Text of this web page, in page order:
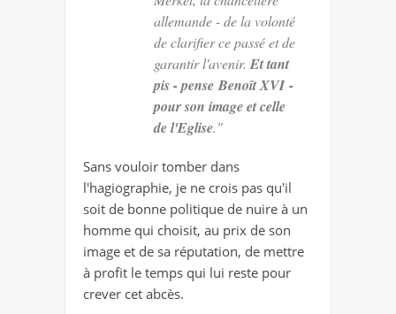
allemande - de la volonté
de clarifier ce passé et de
garantir l'avenir. Et tant
pis - pense Benoît XVI -
pour son image et celle
de l'Eglise."
Sans vouloir tomber dans
l'hagiographie, je ne crois pas qu'il
soit de bonne politique de nuire à un
homme qui choisit, au prix de son
image et de sa réputation, de mettre
à profit le temps qui lui reste pour
crever cet abcès.